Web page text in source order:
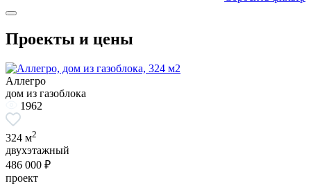
Проекты и цены
Аллегро
дом из газоблока
1962
324 м2
двухэтажный
486 000 ₽
проект